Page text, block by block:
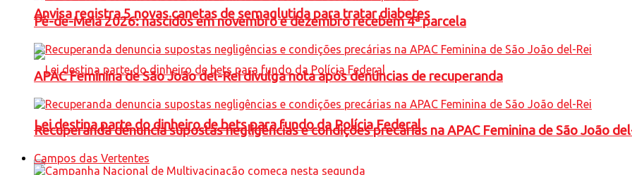
Anvisa registra 5 novas canetas de semaglutida para tratar diabetes
Lei destina parte do dinheiro de bets para fundo da Polícia Federal
Pé-de-Meia 2026: nascidos em novembro e dezembro recebem 4ª parcela
APAC Feminina de São João del-Rei divulga nota após denúncias de recuperanda
Recuperanda denuncia supostas negligências e condições precárias na APAC Feminina de São João
Campos das Vertentes